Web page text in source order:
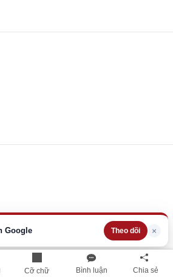
Cỡ chữ Bình luận Chia sẻ
Google Theo dõi ×